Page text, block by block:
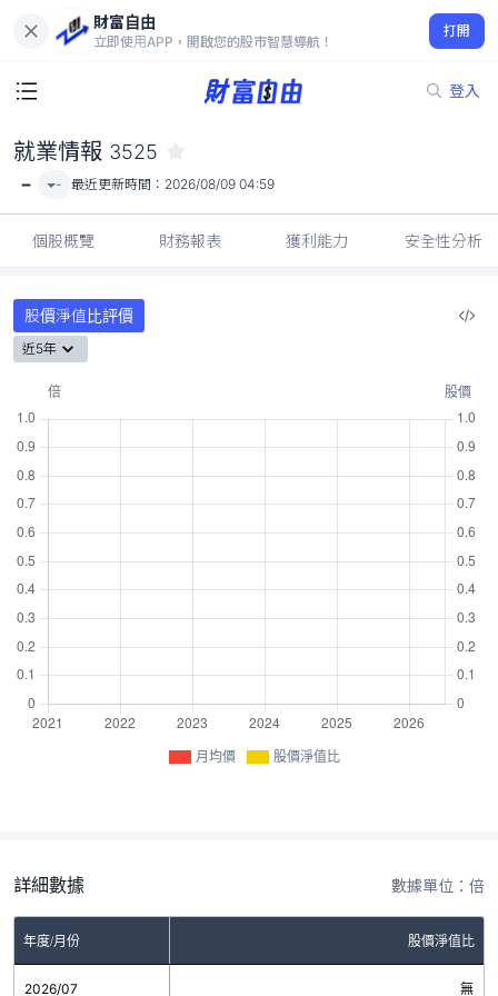
財富自由
立即使用APP，開啟您的股市智慧導航！
打開
登入
-
就業情報 3525
- - 最近更新時間： 2026/08/09 04:59
個股概覽 財務報表 獲利能力 安全性分析
股價淨值比評價
近5年
月均價 股價淨值比
詳細數據 數據單位：倍
年度/月份 股價淨值比
2026/07 無